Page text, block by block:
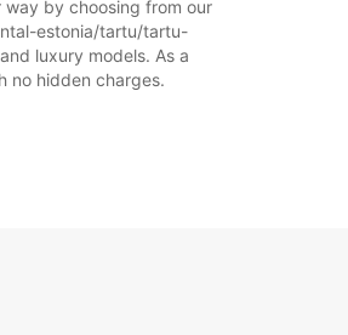
way by choosing from our
estonia/tartu/tartu-
luxury models. As a
no hidden charges.